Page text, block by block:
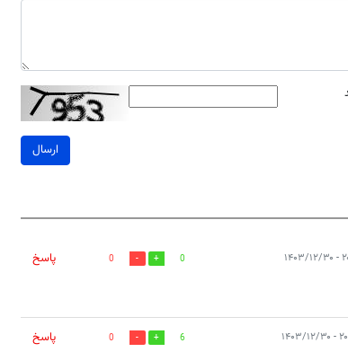
ارسال
۳۰ 0
0
پاسخ
۳۰ 6
0
پاسخ